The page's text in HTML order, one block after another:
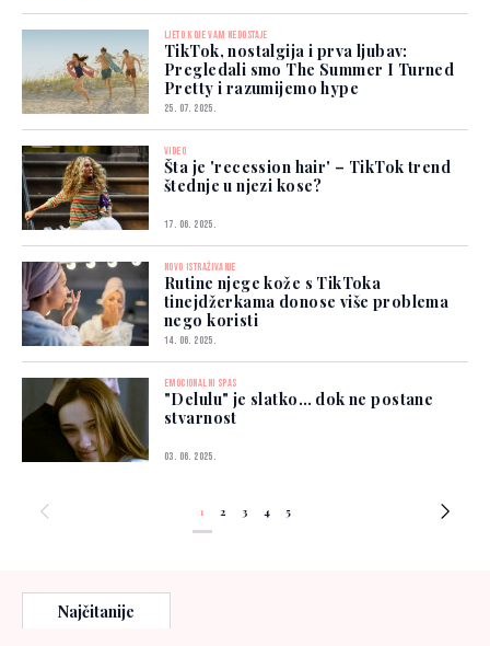
LJETO KOJE VAM NEDOSTAJE
TikTok, nostalgija i prva ljubav:
Pregledali smo The Summer I Turned
Pretty i razumijemo hype
25. 07. 2025.
VIDEO
Šta je 'recession hair' – TikTok trend
štednje u njezi kose?
17. 06. 2025.
NOVO ISTRAŽIVANJE
Rutine njege kože s TikToka
tinejdžerkama donose više problema
nego koristi
14. 06. 2025.
EMOCIONALNI SPAS
"Delulu" je slatko… dok ne postane
stvarnost
03. 06. 2025.
1 2 3 4 5
Najčitanije